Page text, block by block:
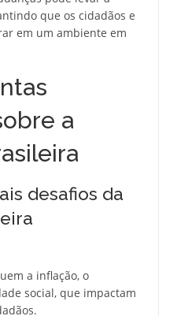
que os cidadãos e
em um ambiente em
a
desafios da
a inflação, o
social, que impactam